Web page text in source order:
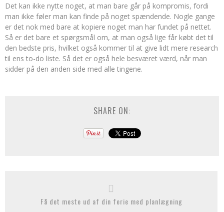
Det kan ikke nytte noget, at man bare går på kompromis, fordi
man ikke føler man kan finde på noget spændende. Nogle gange
er det nok med bare at kopiere noget man har fundet på nettet.
Så er det bare et spørgsmål om, at man også lige får købt det til
den bedste pris, hvilket også kommer til at give lidt mere research
til ens to-do liste. Så det er også hele besværet værd, når man
sidder på den anden side med alle tingene.
SHARE ON:
Få det meste ud af din ferie med planlægning